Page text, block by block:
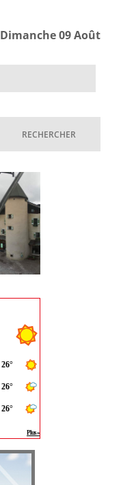
Dimanche 09 Août